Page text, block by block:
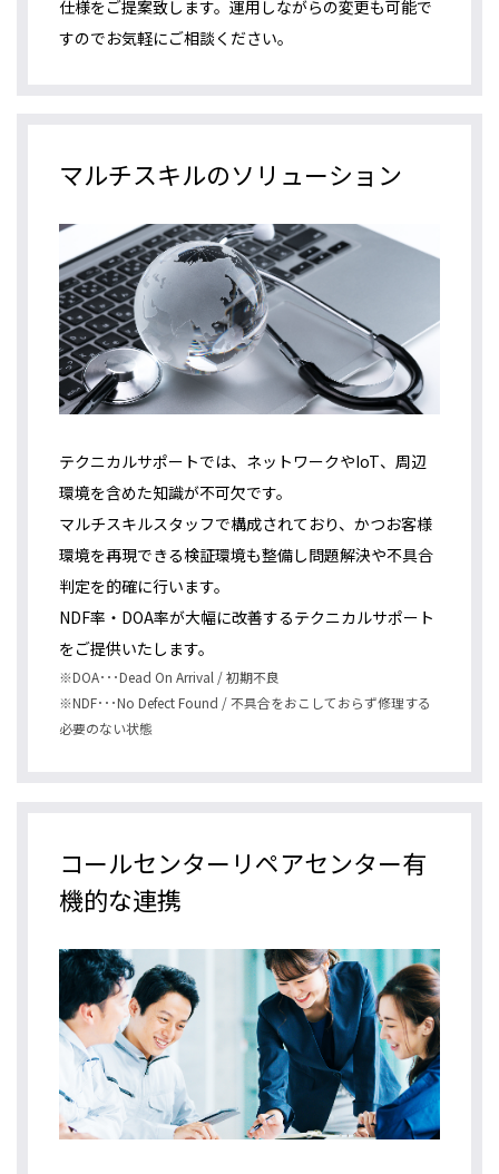
仕様をご提案致します。運用しながらの変更も可能で
すのでお気軽にご相談ください。
マルチスキルのソリューション
テクニカルサポートでは、ネットワークやIoT、周辺
環境を含めた知識が不可欠です。
マルチスキルスタッフで構成されており、かつお客様
環境を再現できる検証環境も整備し問題解決や不具合
判定を的確に行います。
NDF率・DOA率が大幅に改善するテクニカルサポート
をご提供いたします。
※DOA･･･Dead On Arrival / 初期不良
※NDF･･･No Defect Found / 不具合をおこしておらず修理する
必要のない状態
コールセンターリペアセンター有
機的な連携